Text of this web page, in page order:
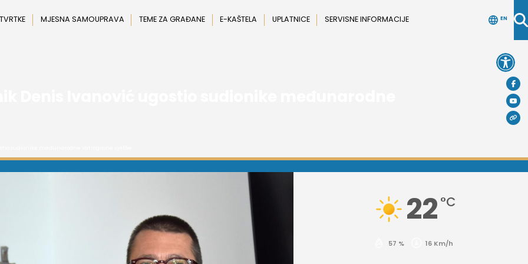
MJESNA SAMOUPRAVA TEME ZA GRAĐANE E-KAŠTELA UPLATNICE SERVISNE INFORMACIJE EN
22 °C
57 % 16 Km/h